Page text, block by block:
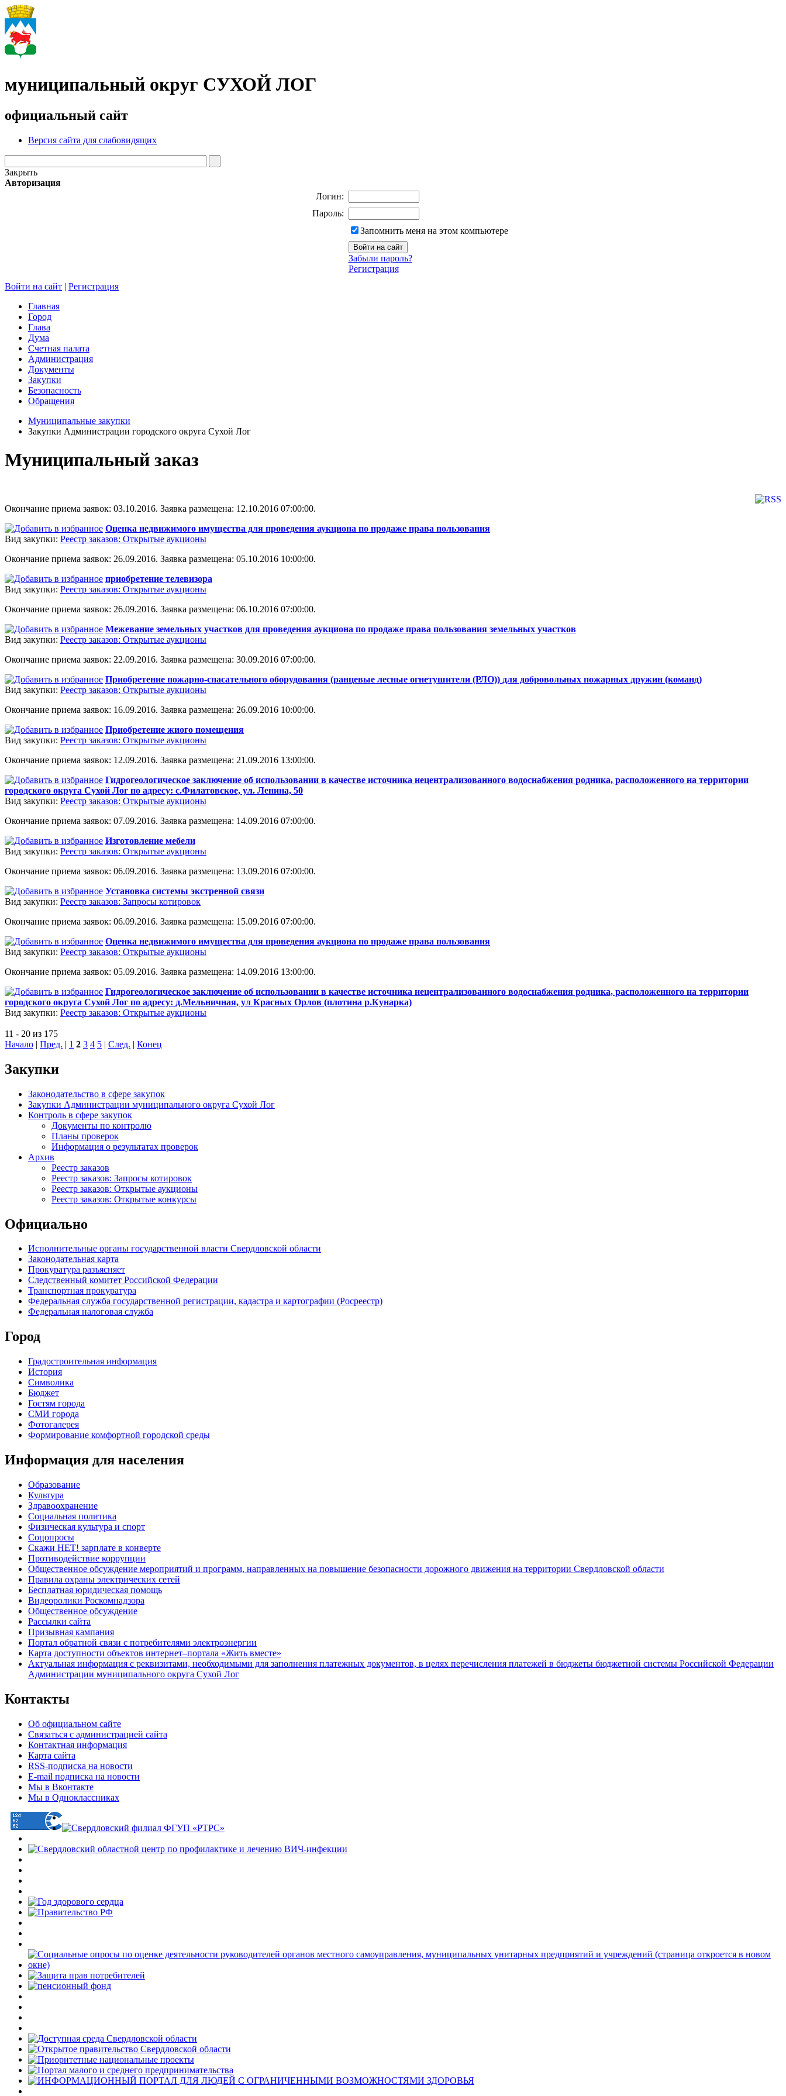
муниципальный округ СУХОЙ ЛОГ
официальный сайт
Версия сайта для слабовидящих
Закрыть
Авторизация
Логин:
Пароль:
Запомнить меня на этом компьютере
Забыли пароль?
Регистрация
Войти на сайт | Регистрация
Главная
Город
Глава
Дума
Счетная палата
Администрация
Документы
Закупки
Безопасность
Обращения
Муниципальные закупки
Закупки Администрации городского округа Сухой Лог
Муниципальный заказ
Окончание приема заявок: 03.10.2016. Заявка размещена: 12.10.2016 07:00:00.
Оценка недвижимого имущества для проведения аукциона по продаже права пользования
Вид закупки: Реестр заказов: Открытые аукционы
Окончание приема заявок: 26.09.2016. Заявка размещена: 05.10.2016 10:00:00.
приобретение телевизора
Вид закупки: Реестр заказов: Открытые аукционы
Окончание приема заявок: 26.09.2016. Заявка размещена: 06.10.2016 07:00:00.
Межевание земельных участков для проведения аукциона по продаже права пользования земельных участков
Вид закупки: Реестр заказов: Открытые аукционы
Окончание приема заявок: 22.09.2016. Заявка размещена: 30.09.2016 07:00:00.
Приобретение пожарно-спасательного оборудования (ранцевые лесные огнетушители (РЛО)) для добровольных пожарных дружин (команд)
Вид закупки: Реестр заказов: Открытые аукционы
Окончание приема заявок: 16.09.2016. Заявка размещена: 26.09.2016 10:00:00.
Приобретение жиого помещения
Вид закупки: Реестр заказов: Открытые аукционы
Окончание приема заявок: 12.09.2016. Заявка размещена: 21.09.2016 13:00:00.
Гидрогеологическое заключение об использовании в качестве источника нецентрализованного водоснабжения родника, расположенного на территории
городского округа Сухой Лог по адресу: с.Филатовское, ул. Ленина, 50
Вид закупки: Реестр заказов: Открытые аукционы
Окончание приема заявок: 07.09.2016. Заявка размещена: 14.09.2016 07:00:00.
Изготовление мебели
Вид закупки: Реестр заказов: Открытые аукционы
Окончание приема заявок: 06.09.2016. Заявка размещена: 13.09.2016 07:00:00.
Установка системы экстренной связи
Вид закупки: Реестр заказов: Запросы котировок
Окончание приема заявок: 06.09.2016. Заявка размещена: 15.09.2016 07:00:00.
Оценка недвижимого имущества для проведения аукциона по продаже права пользования
Вид закупки: Реестр заказов: Открытые аукционы
Окончание приема заявок: 05.09.2016. Заявка размещена: 14.09.2016 13:00:00.
Гидрогеологическое заключение об использовании в качестве источника нецентрализованного водоснабжения родника, расположенного на территории
городского округа Сухой Лог по адресу: д.Мельничная, ул Красных Орлов (плотина р.Кунарка)
Вид закупки: Реестр заказов: Открытые аукционы
11 - 20 из 175
Начало | Пред. | 1 2 3 4 5 | След. | Конец
Закупки
Законодательство в сфере закупок
Закупки Администрации муниципального округа Сухой Лог
Контроль в сфере закупок
Документы по контролю
Планы проверок
Информация о результатах проверок
Архив
Реестр заказов
Реестр заказов: Запросы котировок
Реестр заказов: Открытые аукционы
Реестр заказов: Открытые конкурсы
Официально
Исполнительные органы государственной власти Свердловской области
Законодательная карта
Прокуратура разъясняет
Следственный комитет Российской Федерации
Транспортная прокуратура
Федеральная служба государственной регистрации, кадастра и картографии (Росреестр)
Федеральная налоговая служба
Город
Градостроительная информация
История
Символика
Бюджет
Гостям города
СМИ города
Фотогалерея
Формирование комфортной городской среды
Информация для населения
Образование
Культура
Здравоохранение
Социальная политика
Физическая культура и спорт
Соцопросы
Скажи НЕТ! зарплате в конверте
Противодействие коррупции
Общественное обсуждение мероприятий и программ, направленных на повышение безопасности дорожного движения на территории Свердловской области
Правила охраны электрических сетей
Бесплатная юридическая помощь
Видеоролики Роскомнадзора
Общественное обсуждение
Рассылки сайта
Призывная кампания
Портал обратной связи с потребителями электроэнергии
Карта доступности объектов интернет–портала «Жить вместе»
Актуальная информация с реквизитами, необходимыми для заполнения платежных документов, в целях перечисления платежей в бюджеты бюджетной системы Российской Федерации
Администрации муниципального округа Сухой Лог
Контакты
Об официальном сайте
Связаться с администрацией сайта
Контактная информация
Карта сайта
RSS-подписка на новости
E-mail подписка на новости
Мы в Вконтакте
Мы в Одноклассниках